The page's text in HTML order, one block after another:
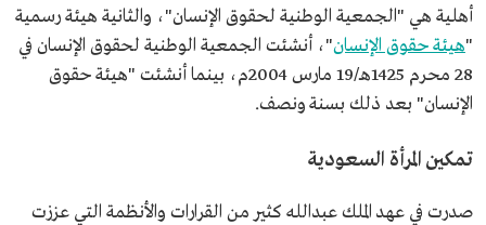
أهلية هي "الجمعية الوطنية لحقوق الإنسان"، والثانية هيئة رسمية
"هيئة حقوق الإنسان"، أنشئت الجمعية الوطنية لحقوق الإنسان في
28 محرم 1425هـ/19 مارس 2004م، بينما أنشئت "هيئة حقوق
الإنسان" بعد ذلك بسنة ونصف.
تمكين المرأة السعودية
صدرت في عهد الملك عبدالله كثير من القرارات والأنظمة التي عززت